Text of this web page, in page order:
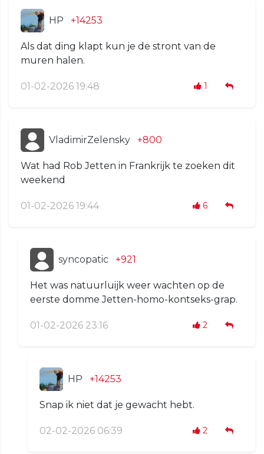
HP +14253
Als dat ding klapt kun je de stront van de
muren halen.
01-02-2026 19:48 1
VladimirZelensky +800
Wat had Rob Jetten in Frankrijk te zoeken dit
weekend
01-02-2026 19:44 6
syncopatic +921
Het was natuurluijk weer wachten op de
eerste domme Jetten-homo-kontseks-grap.
01-02-2026 23:16 2
HP +14253
Snap ik niet dat je gewacht hebt.
02-02-2026 06:39 2